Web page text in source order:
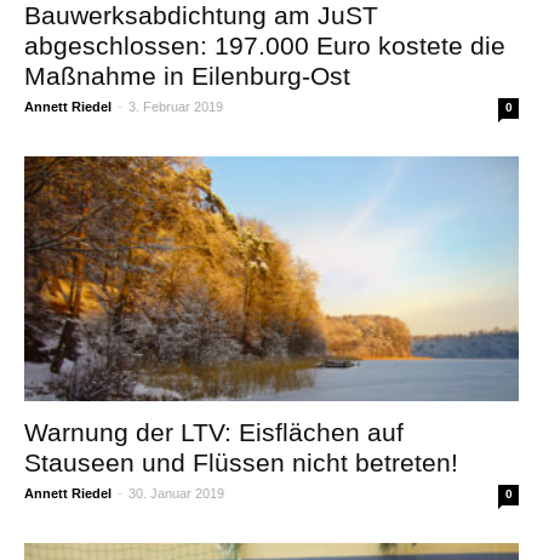
Bauwerksabdichtung am JuST
abgeschlossen: 197.000 Euro kostete die
Maßnahme in Eilenburg-Ost
Annett Riedel - 3. Februar 2019 0
Warnung der LTV: Eisflächen auf
Stauseen und Flüssen nicht betreten!
Annett Riedel - 30. Januar 2019 0